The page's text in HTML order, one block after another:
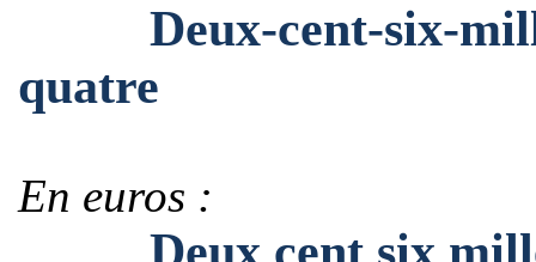
Deux-cent-six-
quatre
En euros :